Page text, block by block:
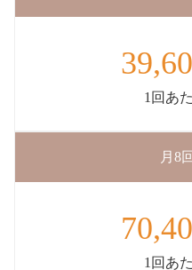
1回あ
月8
1回あ